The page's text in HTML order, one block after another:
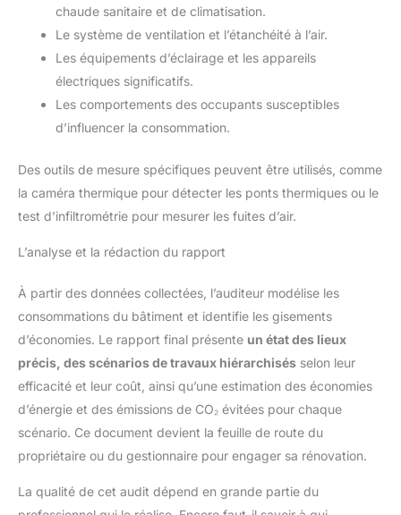
chaude sanitaire et de climatisation.
Le système de ventilation et l’étanchéité à l’air.
Les équipements d’éclairage et les appareils
électriques significatifs.
Les comportements des occupants susceptibles
d’influencer la consommation.
Des outils de mesure spécifiques peuvent être utilisés, comme
la caméra thermique pour détecter les ponts thermiques ou le
test d’infiltrométrie pour mesurer les fuites d’air.
L’analyse et la rédaction du rapport
À partir des données collectées, l’auditeur modélise les
consommations du bâtiment et identifie les gisements
d’économies. Le rapport final présente un état des lieux
précis, des scénarios de travaux hiérarchisés selon leur
efficacité et leur coût, ainsi qu’une estimation des économies
d’énergie et des émissions de CO₂ évitées pour chaque
scénario. Ce document devient la feuille de route du
propriétaire ou du gestionnaire pour engager sa rénovation.
La qualité de cet audit dépend en grande partie du